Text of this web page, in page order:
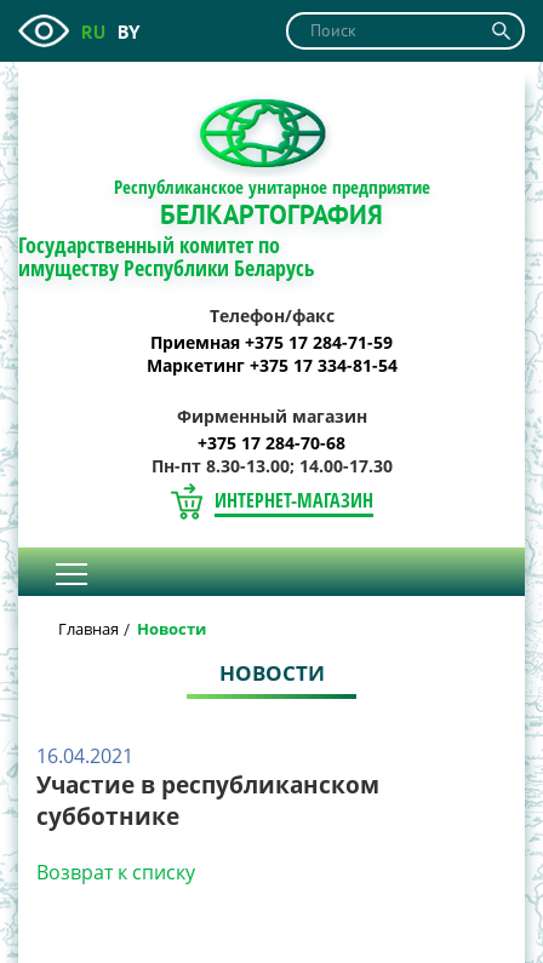
RU BY
Республиканское унитарное предприятие
БЕЛКАРТОГРАФИЯ
Государственный комитет по
имуществу Республики Беларусь
Телефон/факс
Приемная +375 17 284-71-59
Маркетинг +375 17 334-81-54
Фирменный магазин
+375 17 284-70-68
Пн-пт 8.30-13.00; 14.00-17.30
ИНТЕРНЕТ-МАГАЗИН
Главная Новости
НОВОСТИ
16.04.2021
Участие в республиканском
субботнике
Возврат к списку